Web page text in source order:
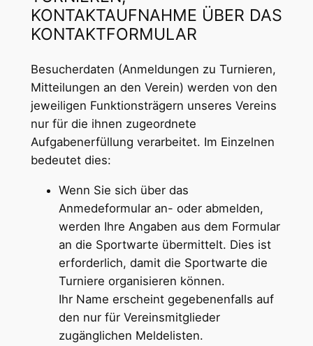
KONTAKTAUFNAHME ÜBER DAS
KONTAKTFORMULAR
Besucherdaten (Anmeldungen zu Turnieren,
Mitteilungen an den Verein) werden von den
jeweiligen Funktionsträgern unseres Vereins
nur für die ihnen zugeordnete
Aufgabenerfüllung verarbeitet. Im Einzelnen
bedeutet dies:
Wenn Sie sich über das
Anmedeformular an- oder abmelden,
werden Ihre Angaben aus dem Formular
an die Sportwarte übermittelt. Dies ist
erforderlich, damit die Sportwarte die
Turniere organisieren können.
Ihr Name erscheint gegebenenfalls auf
den nur für Vereinsmitglieder
zugänglichen Meldelisten.